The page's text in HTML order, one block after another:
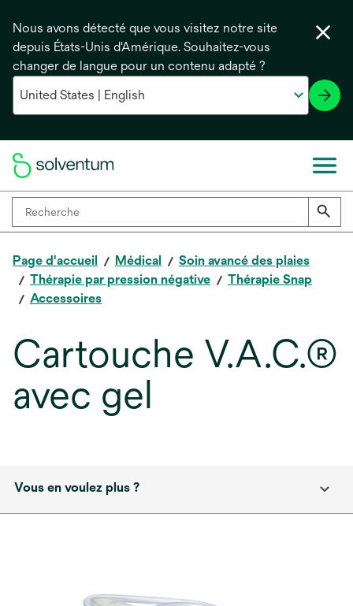
Nous avons détecté que vous visitez notre site
depuis États-Unis d'Amérique. Souhaitez-vous
changer de langue pour un contenu adapté ?
Page d'accueil Médical
Soin avancé des plaies
Thérapie par pression négative
Thérapie Snap
Accessoires
Cartouche V.A.C.®
avec gel
Vous en voulez plus ?